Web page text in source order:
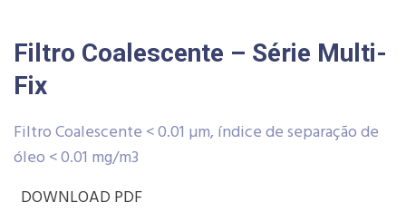
Filtro Coalescente – Série Multi-
Fix
Filtro Coalescente < 0.01 µm, índice de separação de
óleo < 0.01 mg/m3
DOWNLOAD PDF